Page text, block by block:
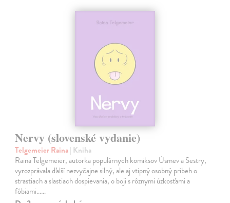
Nervy (slovenské vydanie)
Telgemeier Raina| Kniha
Raina Telgemeier, autorka populárnych komiksov Úsmev a Sestry,
vyrozprávala ďalší nezvyčajne silný, ale aj vtipný osobný príbeh o
strastiach a slastiach dospievania, o boji s rôznymi úzkosťami a
fóbiami...…